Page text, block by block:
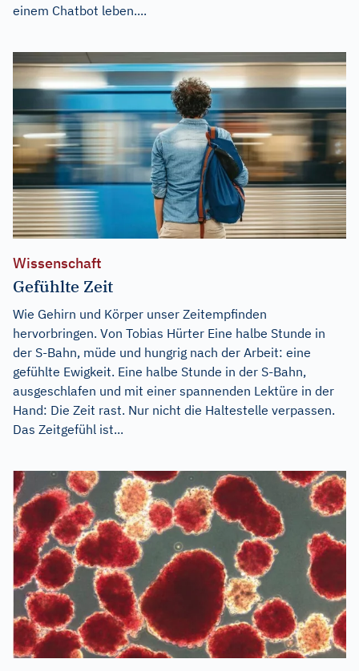
einem Chatbot leben....
Wissenschaft
Gefühlte Zeit
Wie Gehirn und Körper unser Zeitempfinden
hervorbringen. Von Tobias Hürter Eine halbe Stunde in
der S-Bahn, müde und hungrig nach der Arbeit: eine
gefühlte Ewigkeit. Eine halbe Stunde in der S-Bahn,
ausgeschlafen und mit einer spannenden Lektüre in der
Hand: Die Zeit rast. Nur nicht die Haltestelle verpassen.
Das Zeitgefühl ist...